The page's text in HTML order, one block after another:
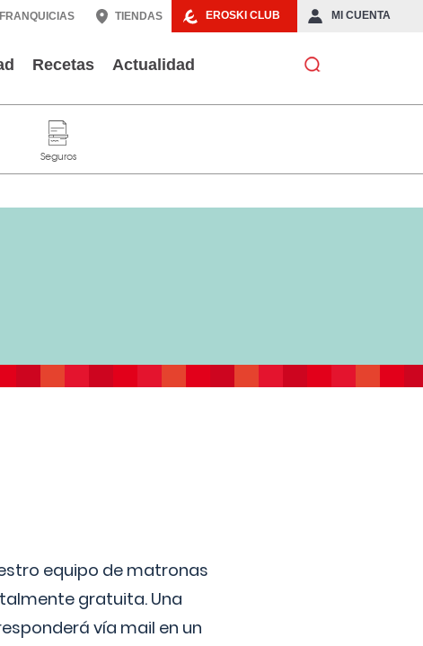
EROSKI CLUB MI CUENTA
FRANQUICIAS TIENDAS
Recetas Actualidad
equipo de matronas
gratuita. Una
vía mail en un